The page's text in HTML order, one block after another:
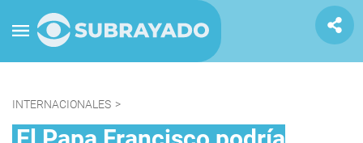
INTERNACIONALES >